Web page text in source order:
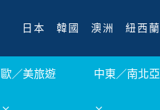
日本 韓國 澳洲 紐西蘭
歐／美旅遊 中東／南北亞